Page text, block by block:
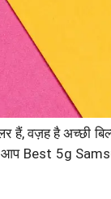
वज़ह है अच्छी
आप Best 5g